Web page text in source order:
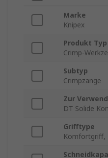
Marke
Knipex
Produkt Typ
Crimp-
Subtyp
Crimpzange
Zur
DT Solide
Grifftype
Komfortgriff,